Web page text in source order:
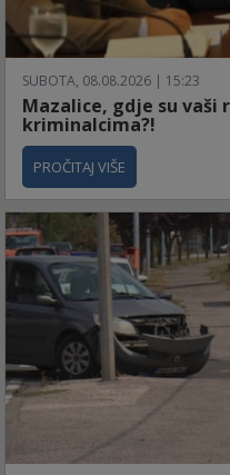
SUBOTA, 08.08.2026 | 15:23
Mazalice, gdje su vaši
kriminalcima?!
PROČITAJ VIŠE